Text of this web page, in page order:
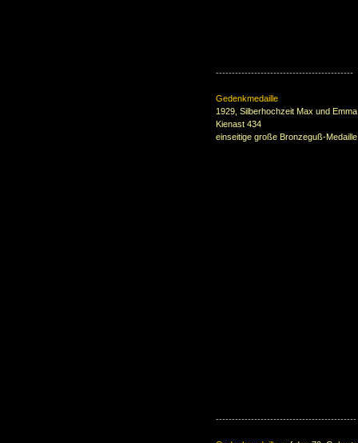
-------------------------------------------
Gedenkmedaille
1929, Silberhochzeit Max und
Kienast 434
einseitige große Bronzeguß-
--------------------------------------------